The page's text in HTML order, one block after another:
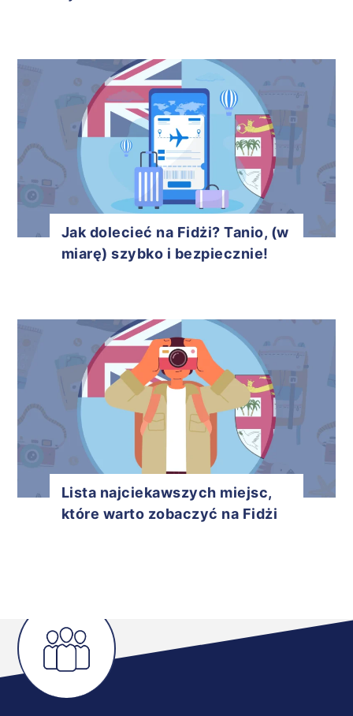
Jak dolecieć na Fidżi? Tanio, (w
miarę) szybko i bezpiecznie!
Lista najciekawszych miejsc,
które warto zobaczyć na Fidżi